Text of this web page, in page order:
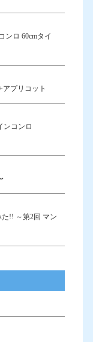
ロ 60cmタイ
プリコット
ンコンロ
!! ～第2回 マン